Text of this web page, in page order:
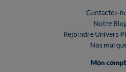
Contactez-
Notre
Rejoindre Univers
Nos
Mon